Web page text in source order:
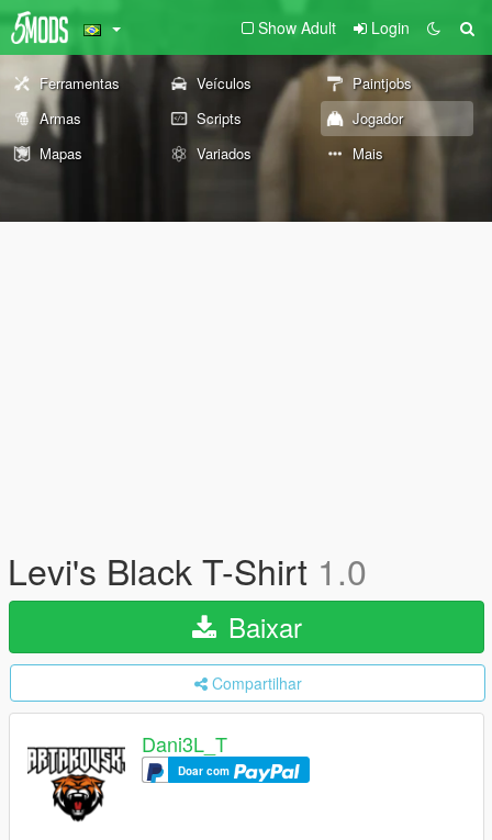
Show Adult Login
Ferramentas Veículos
Paintjobs
Armas
Scripts
Jogador
Mapas
Variados Mais
Levi's Black T-Shirt 1.0
Baixar
Compartilhar
Dani3L_T
Doar com